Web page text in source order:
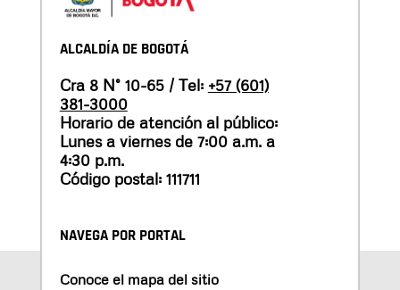
ALCALDÍA DE BOGOTÁ
Cra 8 N° 10-65 / Tel: +57 (601)
381-3000
Horario de atención al público:
Lunes a viernes de 7:00 a.m. a
4:30 p.m.
Código postal: 111711
NAVEGA POR PORTAL
Conoce el mapa del sitio